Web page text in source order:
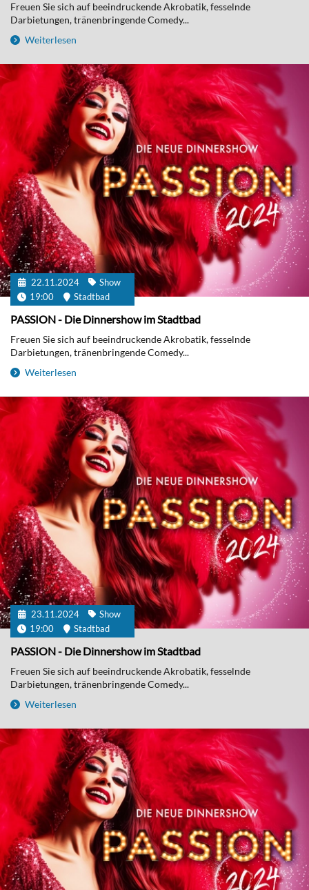
Freuen Sie sich auf beeindruckende Akrobatik, fesselnde
Darbietungen, tränenbringende Comedy...
Weiterlesen
22.11.2024
Show
19:00
Stadtbad
PASSION - Die Dinnershow im Stadtbad
Freuen Sie sich auf beeindruckende Akrobatik, fesselnde
Darbietungen, tränenbringende Comedy...
Weiterlesen
23.11.2024
Show
19:00
Stadtbad
PASSION - Die Dinnershow im Stadtbad
Freuen Sie sich auf beeindruckende Akrobatik, fesselnde
Darbietungen, tränenbringende Comedy...
Weiterlesen